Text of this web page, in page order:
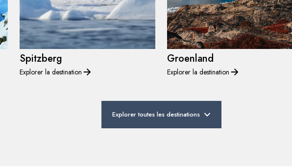
Spitzberg
Explorer la destination
Groenland
Explorer la destination
Explorer toutes les destinations